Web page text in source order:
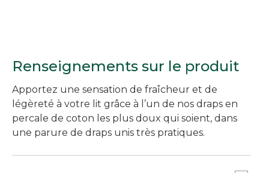
Renseignements sur le produit
Apportez une sensation de fraîcheur et de
légèreté à votre lit grâce à l’un de nos draps en
percale de coton les plus doux qui soient, dans
une parure de draps unis très pratiques.